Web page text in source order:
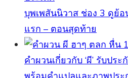
บุพเพสันนิวาส ช่อง 3 ดูย้
แรก – ตอนสุดท้าย
คำผวนเกี่ยวกับ ‘ผี’ รับป